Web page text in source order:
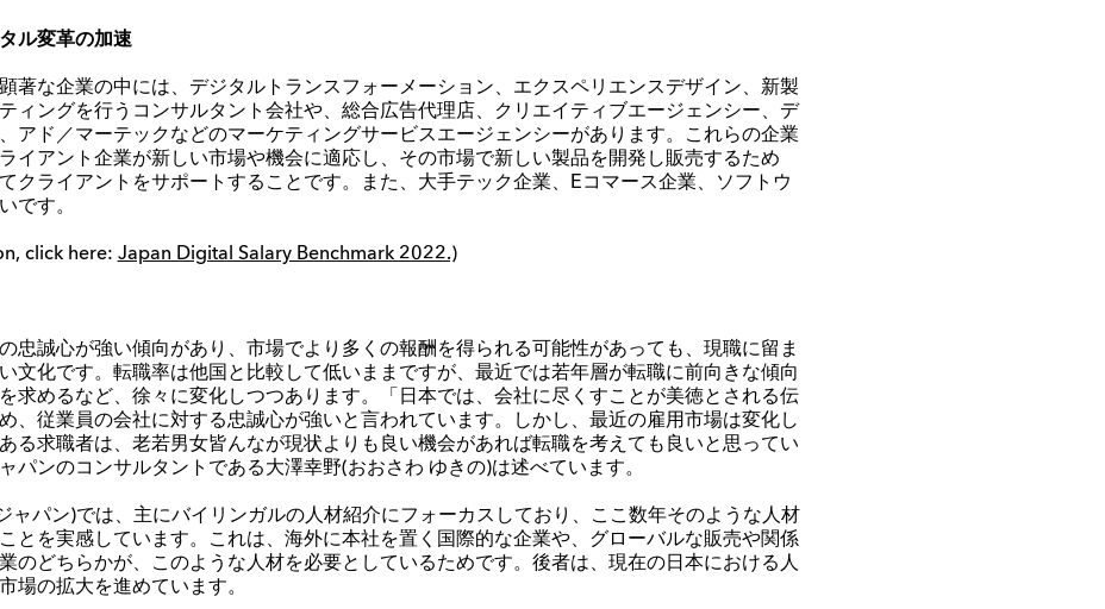
ル変革の加速
著な企業の中には、デジタルトランスフォーメーション、エクスペリエンスデザイン、新製
ィングを行うコンサルタント会社や、総合広告代理店、クリエイティブエージェンシー、デ
アド／マーテックなどのマーケティングサービスエージェンシーがあります。これらの企業
イアント企業が新しい市場や機会に適応し、その市場で新しい製品を開発し販売するため
クライアントをサポートすることです。また、大手テック企業、
Eコマース企業、ソフトウ
です。
click here: Japan Digital Salary Benchmark 2022.)
忠誠心が強い傾向があり、市場でより多くの報酬を得られる可能性があっても、現職に留ま
文化です。転職率は他国と比較して低いままですが、最近では若年層が転職に前向きな傾向
求めるなど、徐々に変化しつつあります。
「日本では、会社に尽くすことが美徳とされる伝
、従業員の会社に対する忠誠心が強いと言われています。しかし、最近の雇用市場は変化し
る求職者は、 老若男女皆んなが現状よりも 良い機会があれば転職を考えても良いと思ってい
パンのコンサルタントである大澤幸野(おおさわ ゆきの)は述べています。
ャパン)では、主にバイリンガルの人材紹介にフォーカスしており、ここ数年そのような人材
とを実感しています。
これは、海外に本社を置く国際的な企業や、グローバルな販売や関係
のどちらかが、このような人材を必要としているためです。後者は、現在の日本における人
場の拡大を進めています。